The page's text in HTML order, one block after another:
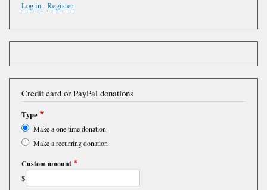
Log in-Register
Credit card or PayPal donations
Type
Make a one time donation
Make a recurring donation
Custom amount
$